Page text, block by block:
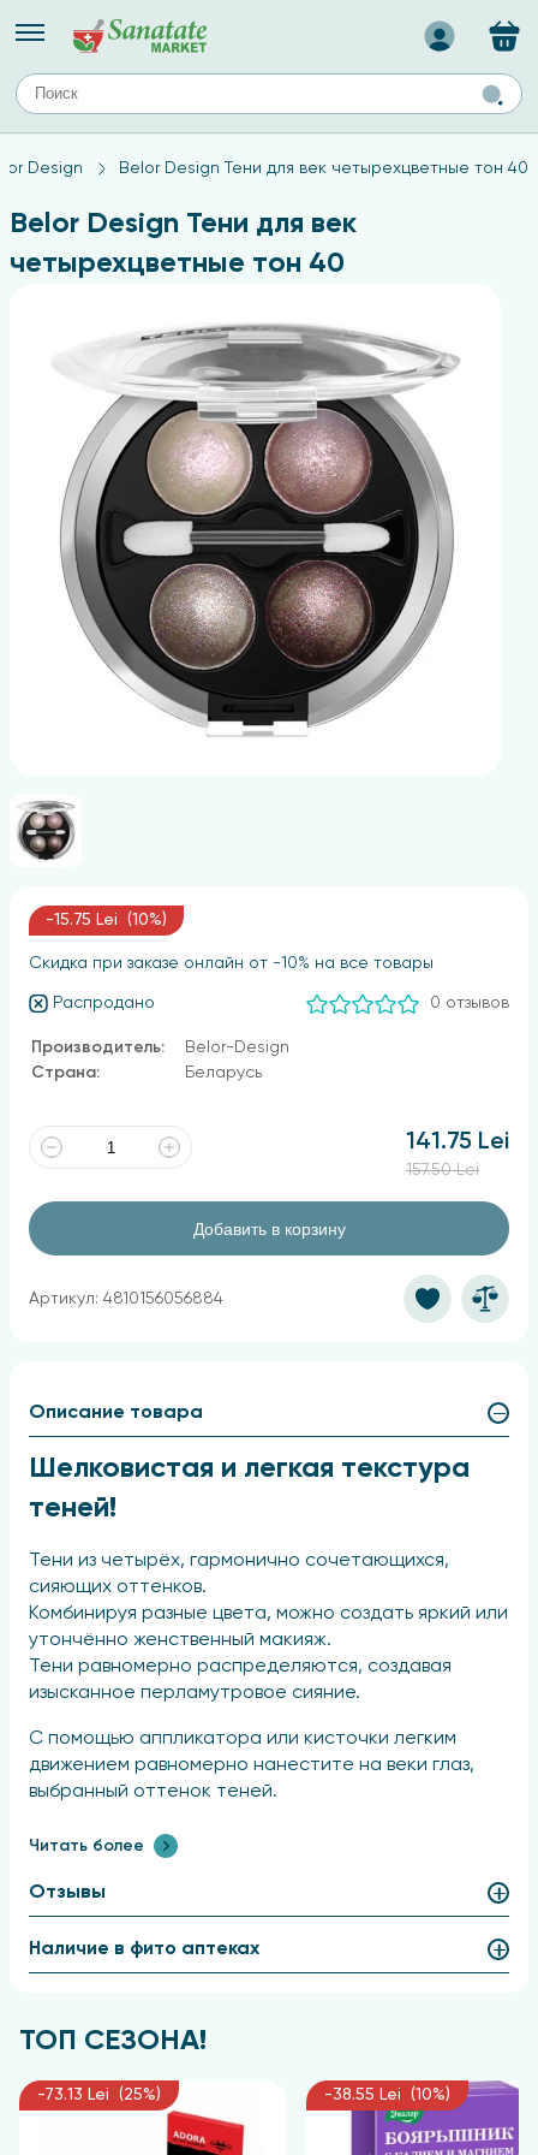
мозга
лица
Назад
ТИПЫ КОЖИ
Средства для комбинированной кожи
Средства для проблемной кожи
Средства для жирной кожи
Design Belor Design Тени для век четырехцветные тон 40
Belor Design Тени для век
четырехцветные тон 40
-15.75 Lei (10%)
Скидка при заказе онлайн от -10% на все товары
Распродано 0 отзывов
Производитель:
Belor-Design
Страна:
Беларусь
141.75 Lei
157.50 Lei
Добавить в корзину
Артикул: 4810156056884
Описание товара
Шелковистая и легкая текстура
теней!
Тени из четырёх, гармонично сочетающихся,
сияющих оттенков.
Комбинируя разные цвета, можно создать яркий или
утончённо женственный макияж.
Тени равномерно распределяются, создавая
изысканное перламутровое сияние.
С помощью аппликатора или кисточки легким
движением равномерно нанестите на веки глаз,
выбранный оттенок теней.
Состав
Talc, Solanum Tuberosum, Kaolin, Hexyldecanol,
Hexyldecyl Laurate, Dicaprylyl Caprylate, Petrolatum,
Dimethicone, Coconut Kernel Oil, Propylheptyl
Caprylate, Magnesium Stearate, Zinc Stearate,
Candelilla Cera, Microcristallina Cera,
Phenoxyethanol, Ascorbid Acid, Caprylyl Glycol,
Methyl-paraben, Ethylparaben, Propylparaben,
Butylparaben, Isobuthylparaben, Tocopherol, (+/- CI
77019, CI 77891, CI 15850, CI 77491, CI 77492, CI 77499, CI
Читать более
Отзывы
Наличие в фито аптеках
ТОП СЕЗОНА!
-73.13 Lei (25%) -38.55 Lei (10%)